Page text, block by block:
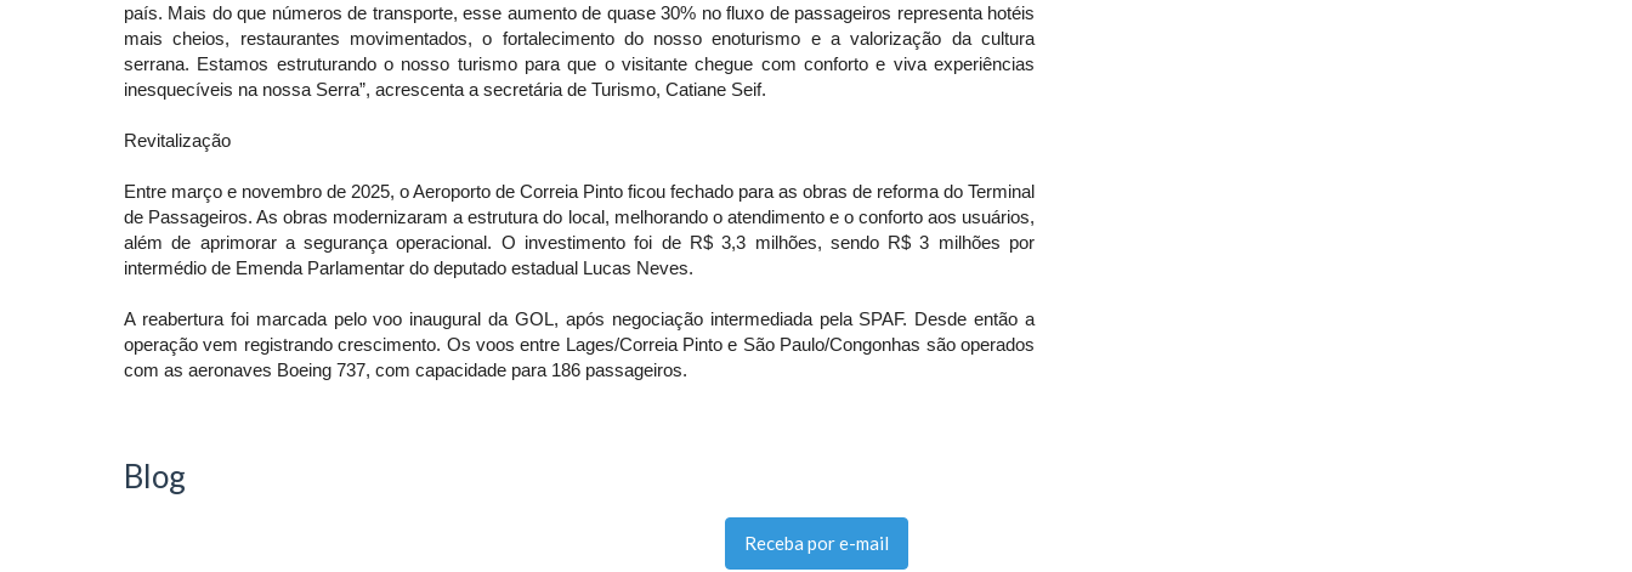
país. Mais do que números de transporte, esse aumento de quase 30% no fluxo de passageiros representa hotéis
mais cheios, restaurantes movimentados, o fortalecimento do nosso enoturismo e a valorização da cultura
serrana. Estamos estruturando o nosso turismo para que o visitante chegue com conforto e viva experiências
inesquecíveis na nossa Serra”, acrescenta a secretária de Turismo, Catiane Seif.
Revitalização
Entre março e novembro de 2025, o Aeroporto de Correia Pinto ficou fechado para as obras de reforma do Terminal
de Passageiros. As obras modernizaram a estrutura do local, melhorando o atendimento e o conforto aos usuários,
além de aprimorar a segurança operacional. O investimento foi de R$ 3,3 milhões, sendo R$ 3 milhões por
intermédio de Emenda Parlamentar do deputado estadual Lucas Neves.
A reabertura foi marcada pelo voo inaugural da GOL, após negociação intermediada pela SPAF. Desde então a
operação vem registrando crescimento. Os voos entre Lages/Correia Pinto e São Paulo/Congonhas são operados
com as aeronaves Boeing 737, com capacidade para 186 passageiros.
Blog
Receba por e-mail